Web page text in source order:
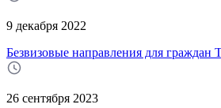
9 декабря 2022
Безвизовые направления для граждан
26 сентября 2023